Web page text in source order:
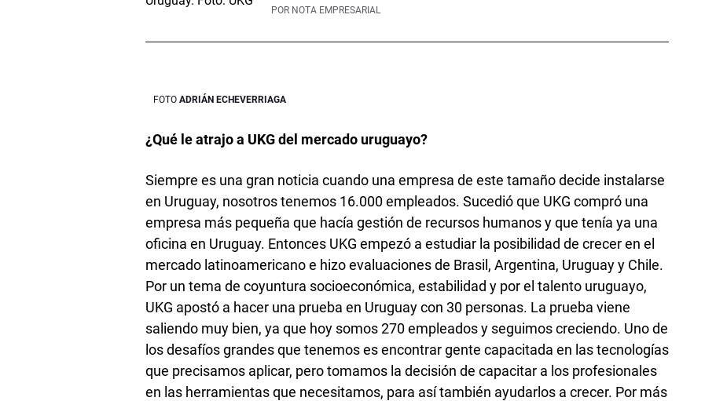
POR NOTA EMPRESARIAL
ADRIÁN ECHEVERRIAGA
¿Qué le atrajo a UKG del mercado uruguayo?
Siempre es una gran noticia cuando una empresa de este tamaño decide instalarse
en Uruguay, nosotros tenemos 16.000 empleados. Sucedió que UKG compró una
empresa más pequeña que hacía gestión de recursos humanos y que tenía ya una
oficina en Uruguay­. Entonces UKG empezó a estudiar la posibilidad de crecer en el
mercado latinoamericano e hizo evaluaciones de Brasil, Argentina­, Uruguay y Chile.
Por un tema de coyuntura socioeconómica, estabilidad y por el talento uruguayo,
UKG apostó a hacer una prueba en Uruguay con 30 personas. La prueba viene
saliendo muy bien, ya que hoy somos 270 empleados y seguimos creciendo. Uno de
los desafíos grandes que tenemos es encontrar gente capacitada en las tecnologías
que precisamos aplicar, pero tomamos la decisión de capacitar a los profesionales
en las herramientas que necesitamos, para así también ayudarlos a crecer. Por más